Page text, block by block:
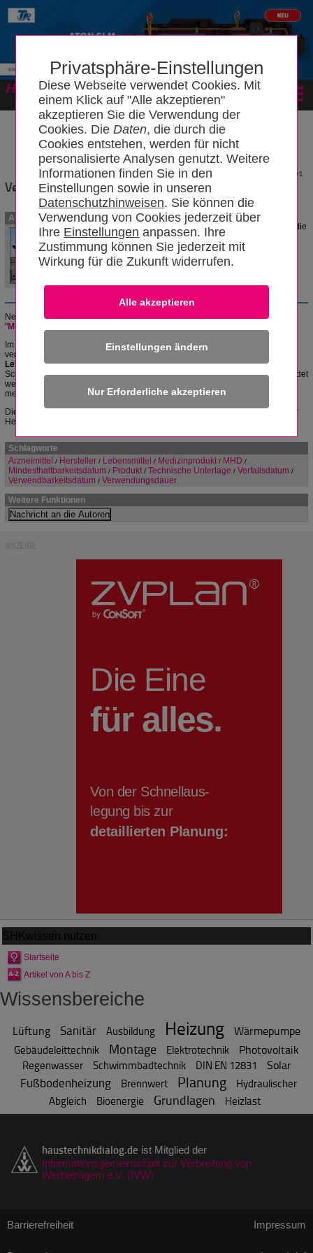
Privatsphäre-Einstellungen
Diese Webseite verwendet Cookies. Mit
einem Klick auf "Alle akzeptieren"
akzeptieren Sie die Verwendung der
Cookies. DieDaten, die durch die
Cookies entstehen, werden für nicht
personalisierte Analysen genutzt. Weitere
Informationen finden Sie in den
Einstellungen sowie in unseren
Datenschutzhinweisen. Sie können die
Verwendung von Cookies jederzeit über
Ihre Einstellungen anpassen. Ihre
Zustimmung können Sie jederzeit mit
Wirkung für die Zukunft widerrufen.
Einstellungen ändern
2791
Verfallsdatum
Autoren
Neben dem Verfallsdatum
(Verwendbarkeitsdatum) gibt es noch die
Begriffe "Mindesthaltbarkeitsdatum"
(MHD) und "Verwendungsdauer".
Neben demVerfallsdatum(Verwendbarkeitsdatum) gibt es noch die Begriffe
"Mindesthaltbarkeitsdatum
Im
dazu bezeichnet einVerfallsdatum(Formulierung: "zu
verbrauchen bis...") das Datum, bis zu dem der Verbrauch oder Verzehr eines
Lebensmittels gesundheitlich unbedenklich(z. B. durch Fäulnis, Bakterien,
Schimmelbildung) sein sollte undArzneimittelundMedizinprodukteverwendet
werden darf. Wenn das Verfallsdatum überschritten ist, darf das Produkt nicht
mehr in Verkehr gebracht werden.
Die
der
Hersteller angegeben werden.
Schlagworte
Arzneimittel
/ Hersteller / Lebensmittel / Medizinprodukt / MHD /
Mindesthaltbarkeitsdatum / Produkt / Technische Unterlage / Verfallsdatum /
Verwendbarkeitsdatum / Verwendungsdauer
Weitere Funktionen
SHKwissen nutzen
Startseite
Artikel von A bis Z
Wissensbereiche
Lüftung Sanitär Ausbildung Heizung Wärmepumpe
Gebäudeleittechnik Montage Elektrotechnik Photovoltaik
Regenwasser Schwimmbadtechnik DIN EN 12831 Solar
Fußbodenheizung Brennwert Planung
Hydraulischer
Abgleich
Bioenergie Grundlagen Heizlast
haustechnikdialog.de ist Mitglied der
Informationsgemeinschaft zur Verbreitung von
Werbeträgern e.V. (IVW)
Barrierefreiheit Impressum